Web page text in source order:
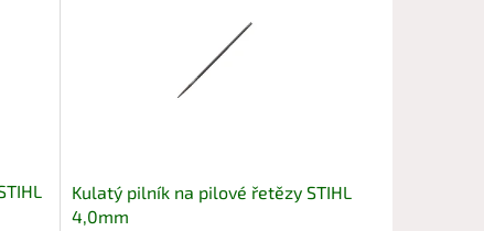
Kulatý pilník na pilové řetězy STIHL
4,0mm